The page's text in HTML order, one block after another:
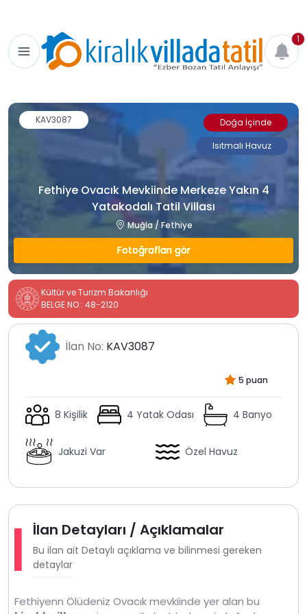
1
Fethiye Ovacık Mevkiinde Merkeze Yakın 4
Yatakodalı Tatil Villası
Muğla / Fethiye
Fotoğrafları gör
KAV3087
Doğa İçinde
Isıtmalı Havuz
Kültür ve Turizm Bakanlığı
BELGE NO : 48-2120
İlan No: KAV3087
5 puan
8 Kişilik 4 Yatak Odası 4 Banyo
Jakuzi Var Özel Havuz
İlan Detayları / Açıklamalar
Bu ilan ait Detaylı açıklama ve bilinmesi gereken
detaylar
Fethiyenn Ölüdeniz Ovacık mevkiinde yer alan bu